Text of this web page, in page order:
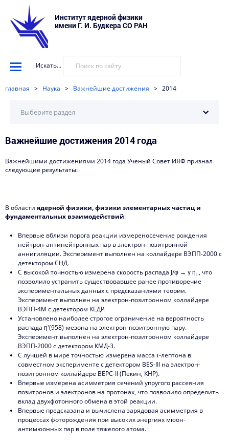
Институт ядерной физики
имени Г. И. Будкера СО РАН
Искать...
главная > Наука > Важнейшие достижения > 2014
Важнейшие достижения
2025
2022
2021
2020
2019
2018
2017
2016
2015
2014
2013
2012
2011
Выберите раздел
Важнейшие достижения 2014 года
Важнейшими достижениями 2014 года Ученый Совет ИЯФ признал
следующие результаты:
В области ядерной физики, физики элементарных частиц и
фундаментальных взаимодействий:
Впервые вблизи порога реакции измереносечение рождения
нейтрон-антинейтронных пар в электрон-позитронной
аннигиляции. Эксперимент выполнен на коллайдере ВЭПП-2000 с
детектором СНД.
С высокой точностью измерена скорость распада J/φ → γ ηс , что
позволило устранить существовавшее ранее противоречие
экспериментальных данных с предсказаниями теории.
Эксперимент выполнен на электрон-позитронном коллайдере
ВЭПП-4М с детектором КЕДР.
Установлено наиболее строгое ограничение на вероятность
распада η'(958)-мезона на электрон-позитронную пару.
Эксперимент выполнен на электрон-позитронном коллайдере
ВЭПП-2000 с детектором КМД-3.
С лучшей в мире точностью измерена масса τ-лептона в
совместном эксперименте с детектором BES-III на электрон-
позитронном коллайдере BEPC-II (Пекин, КНР).
Впервые измерена асимметрия сечений упругого рассеяния
позитронов и электронов на протонах, что позволило определить
вклад двухфотонного обмена в этой реакции.
Впервые предсказана и вычислена зарядовая асимметрия в
процессах фоторождения при высоких энергиях мюон-
антимюонных пар в поле тяжелого атома.